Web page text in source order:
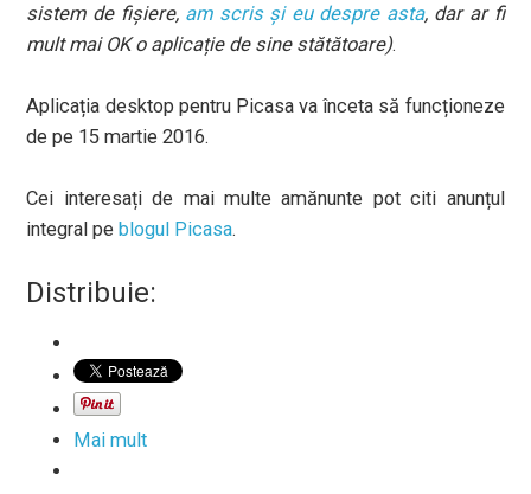
sistem de fișiere, am scris și eu despre asta, dar ar fi
mult mai OK o aplicație de sine stătătoare).
Aplicația desktop pentru Picasa va înceta să funcționeze
de pe 15 martie 2016.
Cei interesați de mai multe amănunte pot citi anunțul
integral peblogul Picasa.
Distribuie:
Mai mult